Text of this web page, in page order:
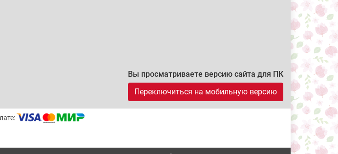
Вы просматриваете версию сайта для ПК
Переключиться на мобильную версию